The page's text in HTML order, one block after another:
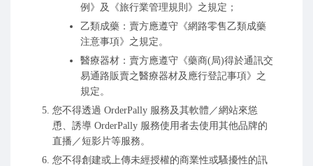
例》及《旅行業管理規則》之規定；
乙類成藥：賣方應遵守《網路零售乙類成藥
注意事項》之規定。
醫療器材：賣方應遵守《藥商(局)得於通訊交
易通路販賣之醫療器材及應行登記事項》之
規定。
您不得透過 OrderPally 服務及其軟體／網站來慫
恿、誘導 OrderPally 服務使用者去使用其他品牌的
直播／短影片等服務。
您不得創建或上傳未經授權的商業性或騷擾性的訊